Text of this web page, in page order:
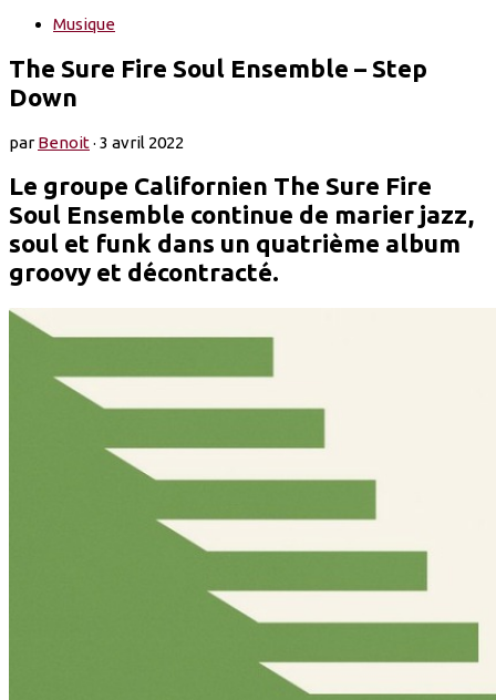
Musique
The Sure Fire Soul Ensemble – Step
Down
parBenoit· 3 avril 2022
Le groupe Californien The Sure Fire
Soul Ensemble continue de marier jazz,
soul et funk dans un quatrième album
groovy et décontracté.